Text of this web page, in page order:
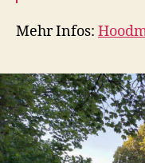
Mehr Infos: